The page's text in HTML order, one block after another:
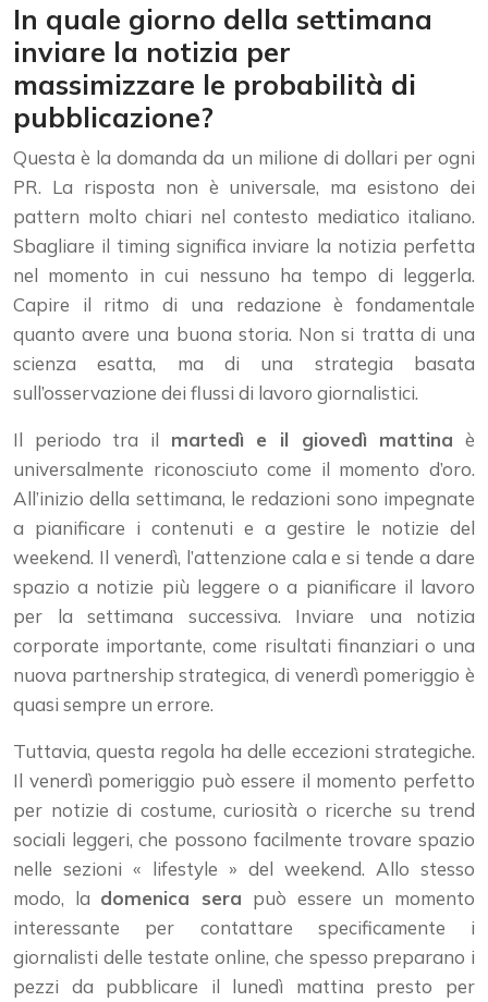
In quale giorno della settimana
inviare la notizia per
massimizzare le probabilità di
pubblicazione?
Questa è la domanda da un milione di dollari per ogni
PR. La risposta non è universale, ma esistono dei
pattern molto chiari nel contesto mediatico italiano.
Sbagliare il timing significa inviare la notizia perfetta
nel momento in cui nessuno ha tempo di leggerla.
Capire il ritmo di una redazione è fondamentale
quanto avere una buona storia. Non si tratta di una
scienza esatta, ma di una strategia basata
sull’osservazione dei flussi di lavoro giornalistici.
Il periodo tra il martedì e il giovedì mattina è
universalmente riconosciuto come il momento d’oro.
All’inizio della settimana, le redazioni sono impegnate
a pianificare i contenuti e a gestire le notizie del
weekend. Il venerdì, l’attenzione cala e si tende a dare
spazio a notizie più leggere o a pianificare il lavoro
per la settimana successiva. Inviare una notizia
corporate importante, come risultati finanziari o una
nuova partnership strategica, di venerdì pomeriggio è
quasi sempre un errore.
Tuttavia, questa regola ha delle eccezioni strategiche.
Il venerdì pomeriggio può essere il momento perfetto
per notizie di costume, curiosità o ricerche su trend
sociali leggeri, che possono facilmente trovare spazio
nelle sezioni « lifestyle » del weekend. Allo stesso
modo, la domenica sera può essere un momento
interessante per contattare specificamente i
giornalisti delle testate online, che spesso preparano i
pezzi da pubblicare il lunedì mattina presto per